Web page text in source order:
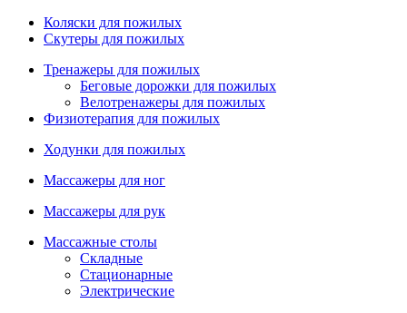
Коляски для пожилых
Скутеры для пожилых
Тренажеры для пожилых
Беговые дорожки для пожилых
Велотренажеры для пожилых
Физиотерапия для пожилых
Ходунки для пожилых
Массажеры для ног
Массажеры для рук
Массажные столы
Складные
Стационарные
Электрические